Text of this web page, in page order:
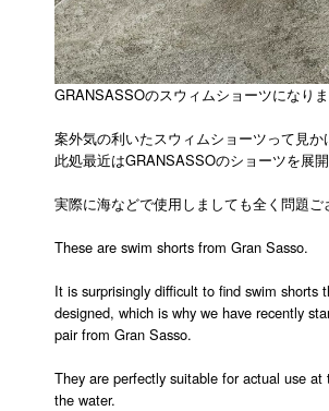
GRANSASSOのスウィムショーツになりま
案外気の利いたスウィムショーツって見か
此処最近はGRANSASSOのショーツを展開
実際に海などで使用しましても全く問題ご
These are swim shorts from Gran Sasso.
It is surprisingly difficult to find swim shorts
designed, which is why we have recently
pair from Gran Sasso.
They are perfectly suitable for actual use at
the water.